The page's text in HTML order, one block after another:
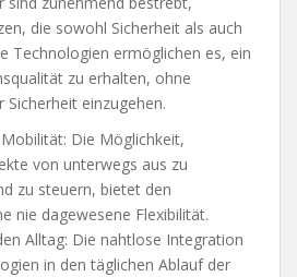
die sowohl Sicherheit als auch
Technologien ermöglichen es, ein
zu erhalten, ohne
einzugehen.
Die Möglichkeit,
von unterwegs aus zu
zu steuern, bietet den
nie dagewesene Flexibilität.
Alltag: Die nahtlose Integration
in den täglichen Ablauf der